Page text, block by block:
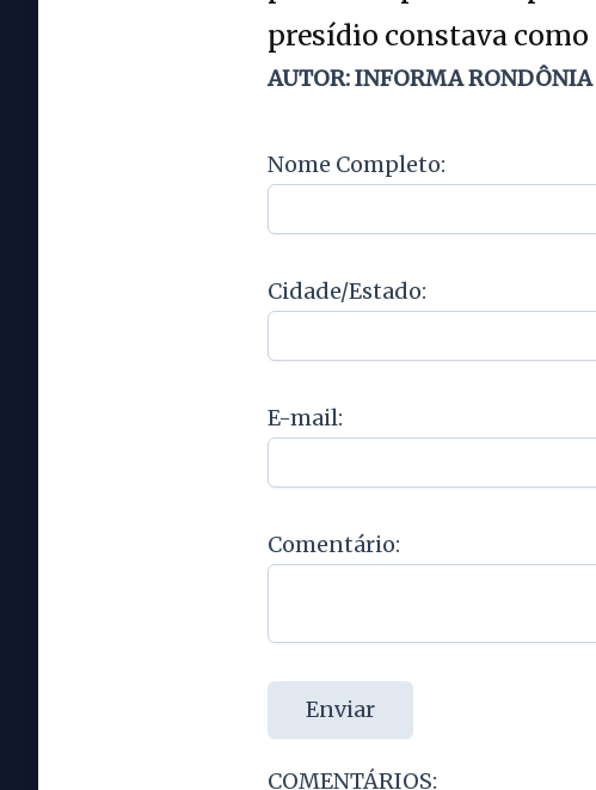
presídio constava
AUTOR: INFORMA RONDÔNIA
Nome Completo:
Cidade/Estado:
E-mail:
Comentário:
Enviar
COMENTÁRIOS: